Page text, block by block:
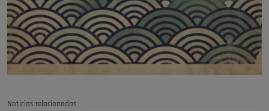
Noticias relacionadas